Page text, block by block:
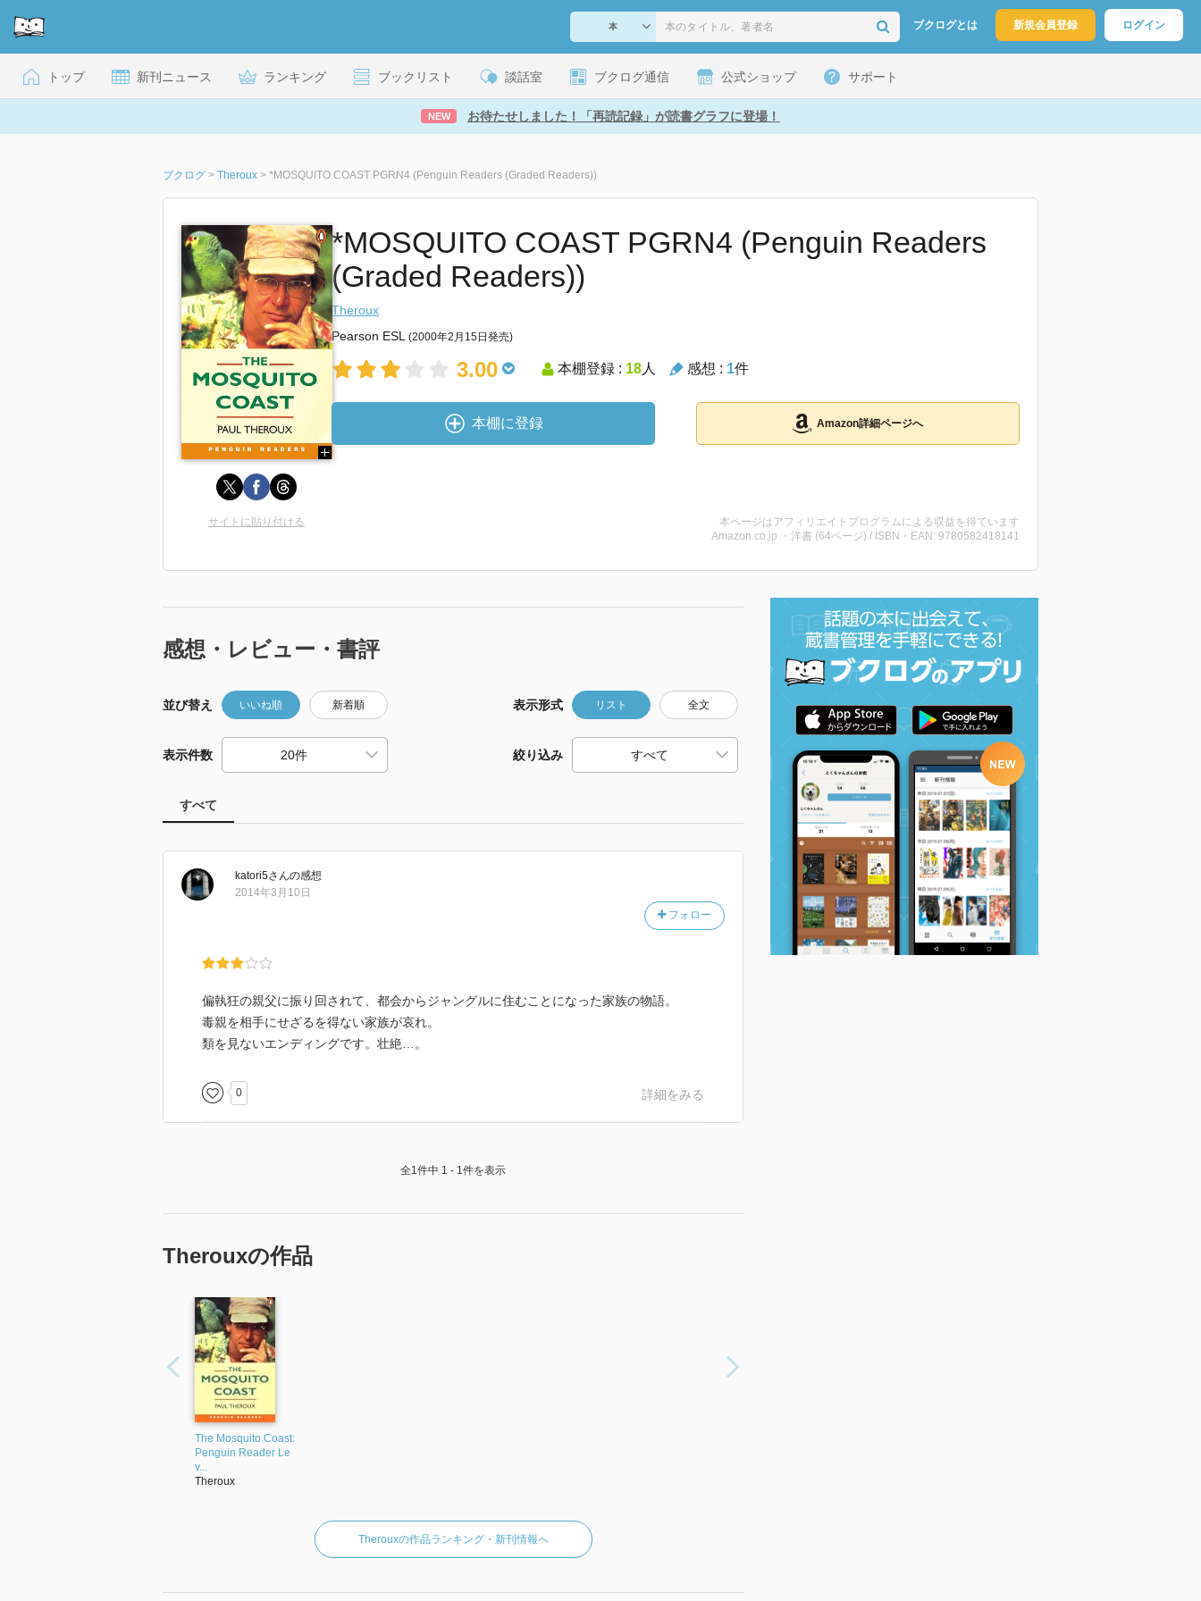
ブクログとは 新規会員登録 ログイン
トップ 新刊ニュース ランキング ブックリスト 談話室 ブクログ通信 公式ショップ サポート
NEW お待たせしました！「再読記録」が読書グラフに登場！
ブクログ > Theroux > *MOSQUITO COAST PGRN4 (Penguin Readers (Graded Readers))
*MOSQUITO COAST PGRN4 (Penguin Readers
(Graded Readers))
Theroux
Pearson ESL (2000年2月15日発売)
3.00 本棚登録 : 18人 感想 : 1件
本棚に登録 Amazon詳細ページへ
サイトに貼り付ける
本ページはアフィリエイトプログラムによる収益を得ています
Amazon.co.jp ・洋書 (64ページ) / ISBN・EAN: 9780582418141
感想・レビュー・書評
並び替え いいね順 新着順 表示形式 リスト 全文
表示件数 絞り込み
すべて
katori5さんの感想
フォロー
2014年3月10日
偏執狂の親父に振り回されて、都会からジャングルに住むことになった家族の物語。
毒親を相手にせざるを得ない家族が哀れ。
類を見ないエンディングです。壮絶…。
0 詳細をみる
全1件中 1 - 1件を表示
Therouxの作品
The Mosquito Coast:
Penguin Reader Le
v...
Theroux
Therouxの作品ランキング・新刊情報へ